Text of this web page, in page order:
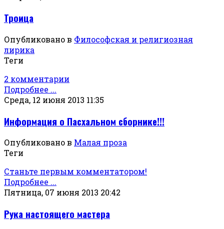
Троица
Опубликовано в Философская и религиозная
лирика
Теги
2 комментарии
Подробнее ...
Среда, 12 июня 2013 11:35
Информация о Пасхальном сборнике!!!
Опубликовано в Малая проза
Теги
Станьте первым комментатором!
Подробнее ...
Пятница, 07 июня 2013 20:42
Рука настоящего мастера